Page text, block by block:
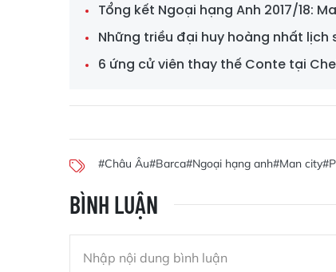
Tổng kết Ngoại hạng Anh 2017/18:
Những triều đại huy hoàng nhất lịch
6 ứng cử viên thay thế Conte tại
#Châu Âu#Barca#Ngoại hạng anh#Man city
BÌNH LUẬN